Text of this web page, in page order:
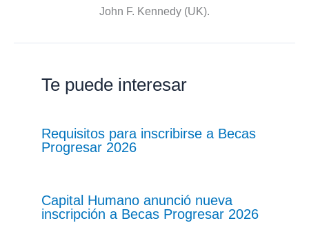
John F. Kennedy (UK).
Te puede interesar
Requisitos para inscribirse a Becas
Progresar 2026
Capital Humano anunció nueva
inscripción a Becas Progresar 2026